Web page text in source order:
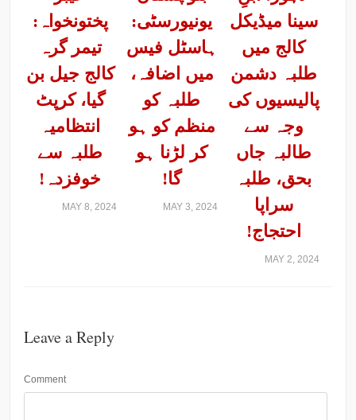
پختونخواہ:
تیمر گرہ
کالج جیل بن
گیا، کرپٹ
انتظامیہ
طلبہ سے
خوفزدہ!
MAY 8, 2024
یونیورسٹی:
ہاسٹل فیس
میں اضافہ،
طلبہ کو
منظم کو ہو
کر لڑنا ہو
گا!
MAY 3, 2024
سینا میڈیکل
کالج میں
طلبہ دشمن
پالیسیوں کی
وجہ سے
طالبہ جاں
بحق، طلبہ
سراپا
احتجاج!
MAY 2, 2024
Leave a Reply
Comment